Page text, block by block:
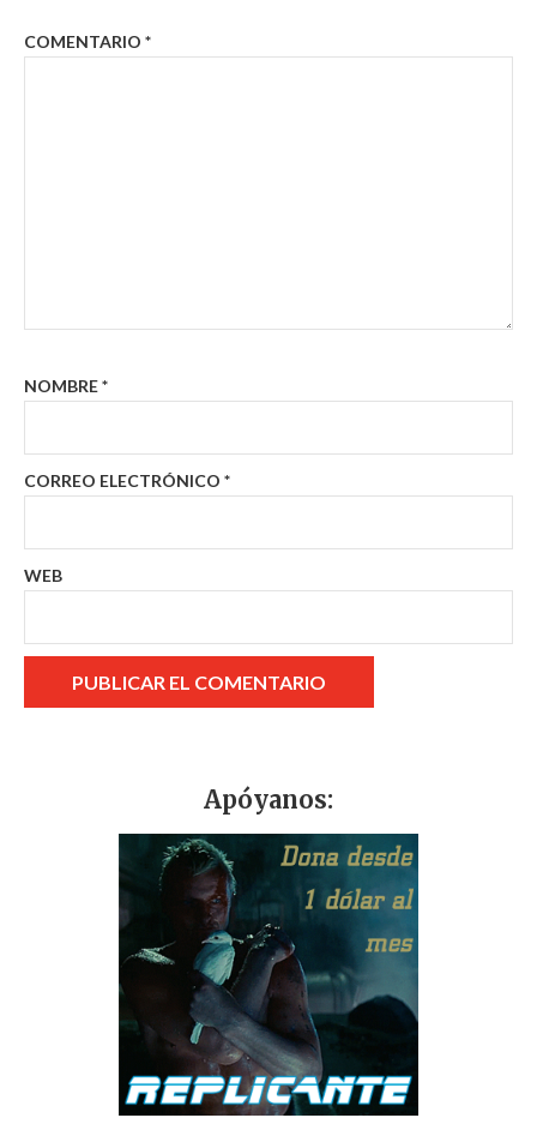
COMENTARIO *
NOMBRE*
CORREO ELECTRÓNICO *
WEB
Apóyanos: